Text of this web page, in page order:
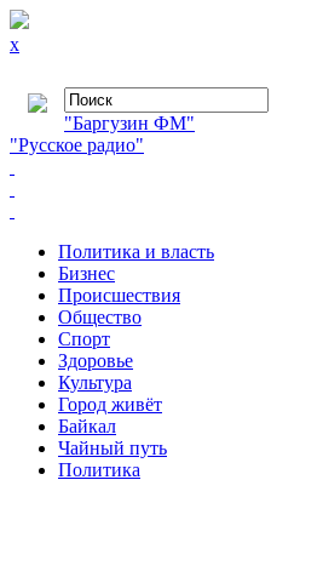
x
"Баргузин ФМ"
"Русское радио"
Политика и власть
Бизнес
Происшествия
Общество
Cпорт
Здоровье
Культура
Город живёт
Байкал
Чайный путь
Политика